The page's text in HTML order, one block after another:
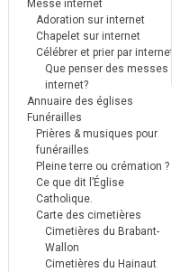
Messe internet
Adoration sur internet
Chapelet sur internet
Célébrer et prier par internet
Que penser des messes
internet?
Annuaire des églises
Funérailles
Prières & musiques pour
funérailles
Pleine terre ou crémation ?
Ce que dit l’Église
Catholique.
Carte des cimetières
Cimetières du Brabant-
Wallon
Cimetières du Hainaut